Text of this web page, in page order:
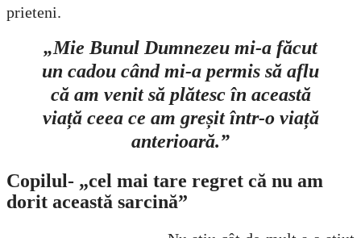
prieteni.
„Mie Bunul Dumnezeu mi-a făcut
un cadou când mi-a permis să aflu
că am venit să plătesc în această
viață ceea ce am greșit într-o viață
anterioară.”
Copilul- „cel mai tare regret că nu am
dorit această sarcină”